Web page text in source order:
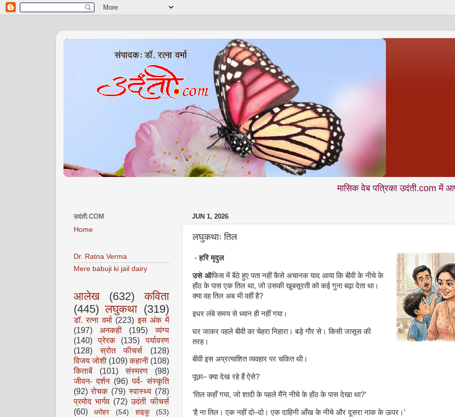
मासिक वेब पत्रिका उदंती.com में आप
JUN 1, 2026
लघुकथाः तिल
-हरि मृदुल
उसे ऑफिस में बैठे हुए पता नहीं कैसे अचानक याद आया कि बीवी के नीचे के
होंठ के पास एक तिल था, जो उसकी खूबसूरती को कई गुना बढ़ा देता था।
क्या वह तिल अब भी वहीं है?
इधर लंबे समय से ध्यान ही नहीं गया।
घर जाकर पहले बीवी का चेहरा निहारा। बड़े गौर से। किसी जासूस की
तरह।
बीवी इस अप्रत्याशित व्यवहार पर चकित थी।
पूछा– क्या देख रहे हैं ऐसे?
‘तिल कहाँ गया, जो शादी के पहले मैंने नीचे के होंठ के पास देखा था?’
‘है ना तिल। एक नहीं दो–दो। एक दाहिनी आँख के नीचे और दूसरा नाक के ऊपर।’
उदंती.COM
Home
Dr. Ratna Verma
Mere babuji ki jail dairy
आलेख (632)
कविता
(445) लघुकथा (319)
डॉ. रत्ना वर्मा (223) इस अंक में
(197)
अनकही (195)
व्यंग्य
(140)
प्रेरक (135)
पर्यावरण
(128)
स्रोत फीचर्स
(128)
विजय जोशी (109) कहानी (108)
किताबें
(101) संस्मरण
(98)
जीवन- दर्शन (96) पर्व- संस्कृति
(92) रोचक (79) स्वास्थ्य (78)
प्रमोद भार्गव (72) उदंती फीचर्स
(60)
धरोहर (54) हाइकु
(53)